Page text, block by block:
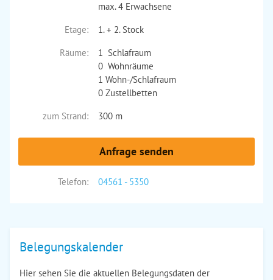
max. 4 Erwachsene
Etage:
1. + 2. Stock
Räume:
1 Schlafraum
0 Wohnräume
1 Wohn-/Schlafraum
0 Zustellbetten
zum Strand:
300 m
Anfrage senden
Telefon: 04561 - 5350
Belegungskalender
Hier sehen Sie die aktuellen Belegungsdaten der